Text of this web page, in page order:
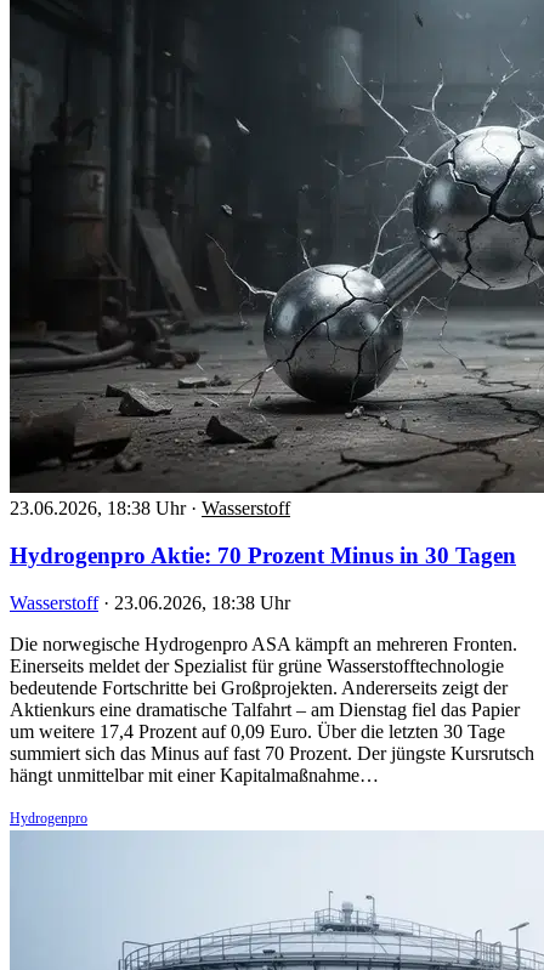
23.06.2026, 18:38 Uhr · Wasserstoff
Hydrogenpro Aktie: 70 Prozent Minus in 30 Tagen
Wasserstoff · 23.06.2026, 18:38 Uhr
Die norwegische Hydrogenpro ASA kämpft an mehreren Fronten.
Einerseits meldet der Spezialist für grüne Wasserstofftechnologie
bedeutende Fortschritte bei Großprojekten. Andererseits zeigt der
Aktienkurs eine dramatische Talfahrt – am Dienstag fiel das Papier
um weitere 17,4 Prozent auf 0,09 Euro. Über die letzten 30 Tage
summiert sich das Minus auf fast 70 Prozent. Der jüngste Kursrutsch
hängt unmittelbar mit einer Kapitalmaßnahme…
Hydrogenpro